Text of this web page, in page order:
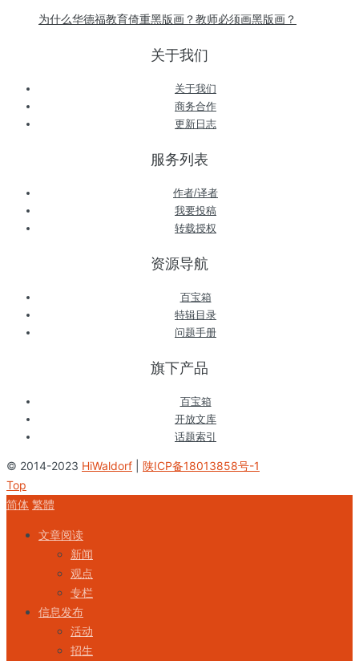
为什么华德福教育倚重黑版画？教师必须画黑版画？
关于我们
关于我们
商务合作
更新日志
服务列表
作者/译者
我要投稿
转载授权
资源导航
百宝箱
特辑目录
问题手册
旗下产品
百宝箱
开放文库
话题索引
© 2014-2023 HiWaldorf
陕ICP备18013858号-1
Top
简体 繁體
文章阅读
新闻
观点
专栏
信息发布
活动
招生